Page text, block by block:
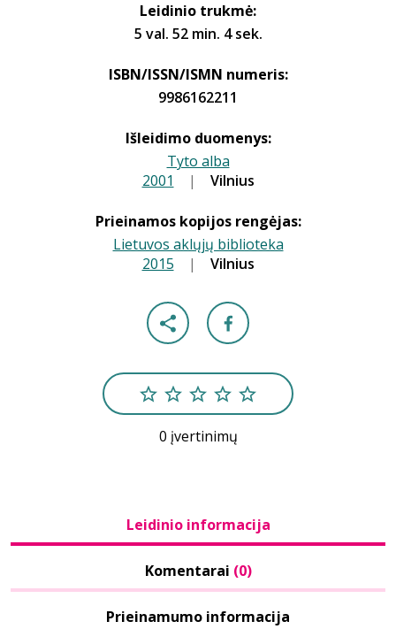
Leidinio trukmė:
5 val. 52 min. 4 sek.
ISBN/ISSN/ISMN numeris:
9986162211
Išleidimo duomenys:
Tyto alba
2001 | Vilnius
Prieinamos kopijos rengėjas:
Lietuvos aklųjų biblioteka
2015 | Vilnius
0 įvertinimų
Leidinio informacija
Komentarai (0)
Prieinamumo informacija